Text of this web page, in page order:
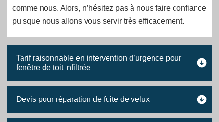
comme nous. Alors, n’hésitez pas à nous faire confiance
puisque nous allons vous servir très efficacement.
Tarif raisonnable en intervention d’urgence pour
fenêtre de toit infiltrée
Devis pour réparation de fuite de velux